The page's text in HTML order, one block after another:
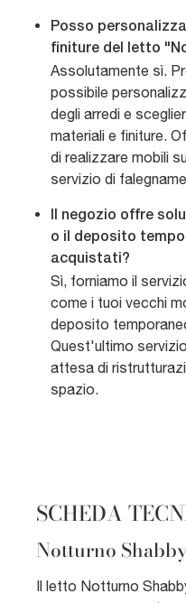
Posso
finiture del letto
Assolutamente sì.
possibile
degli arredi e
materiali e finiture.
di realizzare mobili
servizio di
Il negozio offre
o il deposito
acquistati?
Sì, forniamo il
come i tuoi vecchi
deposito
Quest'ultimo
attesa di
spazio.
SCHEDA
Notturno
Il letto Notturno